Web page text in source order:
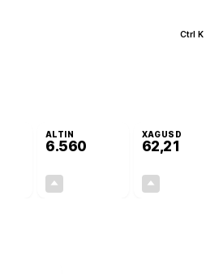
Ctrl K
ALTIN
6.560
XAGUSD
62,21